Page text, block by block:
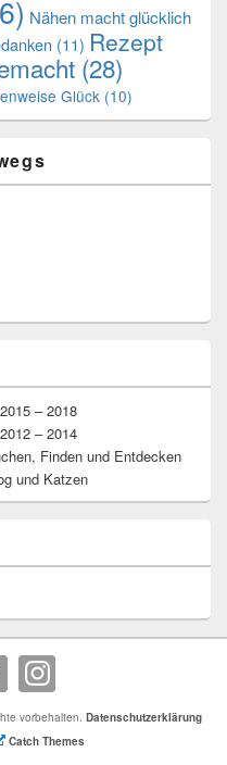
Nähen macht glücklich
(11) Rezept
(28)
Glück (10)
– 2018
– 2014
Finden und Entdecken
und Katzen
vorbehalten. Datenschutzerklärung
Catch Themes